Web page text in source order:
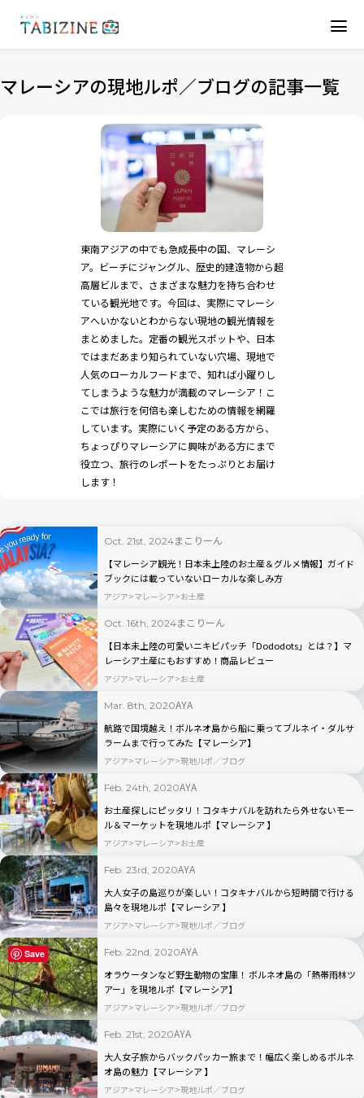
マレーシアの現地ルポ／ブログの記事一覧
東南アジアの中でも急成長中の国、マレーシ
ア。ビーチにジャングル、歴史的建造物から超
高層ビルまで、さまざまな魅力を持ち合わせ
ている観光地です。今回は、実際にマレーシ
アへいかないとわからない現地の観光情報を
まとめました。定番の観光スポットや、日本
ではまだあまり知られていない穴場、現地で
人気のローカルフードまで、知れば小躍りし
てしまうような魅力が満載のマレーシア！こ
こでは旅行を何倍も楽しむための情報を網羅
しています。実際にいく予定のある方から、
ちょっぴりマレーシアに興味がある方にまで
役立つ、旅行のレポートをたっぷりとお届け
します！
Oct. 21st, 2024まこりーん
【マレーシア観光！日本未上陸のお土産＆グルメ情報】ガイド
ブックには載っていないローカルな楽しみ方
アジア マレーシア お土産
Oct. 16th, 2024まこりーん
【日本未上陸の可愛いニキビパッチ「Dododots」とは？】マ
レーシア土産にもおすすめ！商品レビュー
アジア マレーシア お土産
Mar. 8th, 2020AYA
航路で国境越え！ボルネオ島から船に乗ってブルネイ・ダルサ
ラームまで行ってみた【マレーシア】
アジア マレーシア 現地ルポ／ブログ
Feb. 24th, 2020AYA
お土産探しにピッタリ！コタキナバルを訪れたら外せないモー
ル＆マーケットを現地ルポ【マレーシア 】
アジア マレーシア お土産
Feb. 23rd, 2020AYA
大人女子の島巡りが楽しい！コタキナバルから短時間で行ける
島々を現地ルポ【マレーシア 】
アジア マレーシア 現地ルポ／ブログ
Feb. 22nd, 2020AYA
オラウータンなど野生動物の宝庫！ ボルネオ島の「熱帯雨林ツ
アー」を現地ルポ【マレーシア】
アジア マレーシア 現地ルポ／ブログ
Feb. 21st, 2020AYA
大人女子旅からバックパッカー旅まで！幅広く楽しめるボルネ
オ島の魅力【マレーシア 】
アジア マレーシア 現地ルポ／ブログ
Save